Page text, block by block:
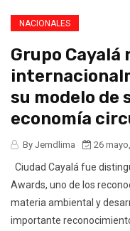
NACIONALES
Grupo Cayalá
su modelo de
economía
By Jemdlima 26
Ciudad Cayalá fue
Awards, uno de los
materia ambiental y
importante